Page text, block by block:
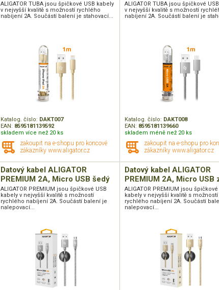
ALIGATOR TUBA jsou špičkové USB kabely
v nejvyšší kvalitě s možností rychlého
nabíjení 2A. Součástí balení je stahovací...
Katalog. číslo: DAKT007
EAN: 8595181139592
skladem více než 20 ks
zakoupit na e-shopu pro koncové
zákazníky www.aligator.cz
ALIGATOR TUBA jsou špičkové
v nejvyšší kvalitě s možností
nabíjení 2A. Součástí balení je
Katalog. číslo: DAKT008
EAN: 8595181139660
skladem méně než 20 ks
zakoupit na e-shopu pro
zákazníky www.aligator.cz
Datový kabel ALIGATOR
PREMIUM 2A, Micro USB šedý
ALIGATOR PREMIUM jsou špičkové USB
kabely v nejvyšší kvalitě s možností
rychlého nabíjení 2A. Součástí balení je
nalepovací...
Datový kabel ALIGATOR
PREMIUM 2A, Micro USB
ALIGATOR PREMIUM jsou špičkové
kabely v nejvyšší kvalitě s možností
rychlého nabíjení 2A. Součástí
nalepovací...